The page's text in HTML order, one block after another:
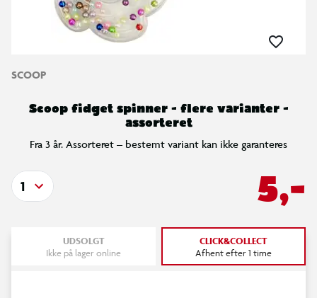
SCOOP
Scoop fidget spinner - flere varianter -
assorteret
Fra 3 år. Assorteret – bestemt variant kan ikke garanteres
5,-
1
UDSOLGT
Ikke på lager online
CLICK&COLLECT
Afhent efter 1 time